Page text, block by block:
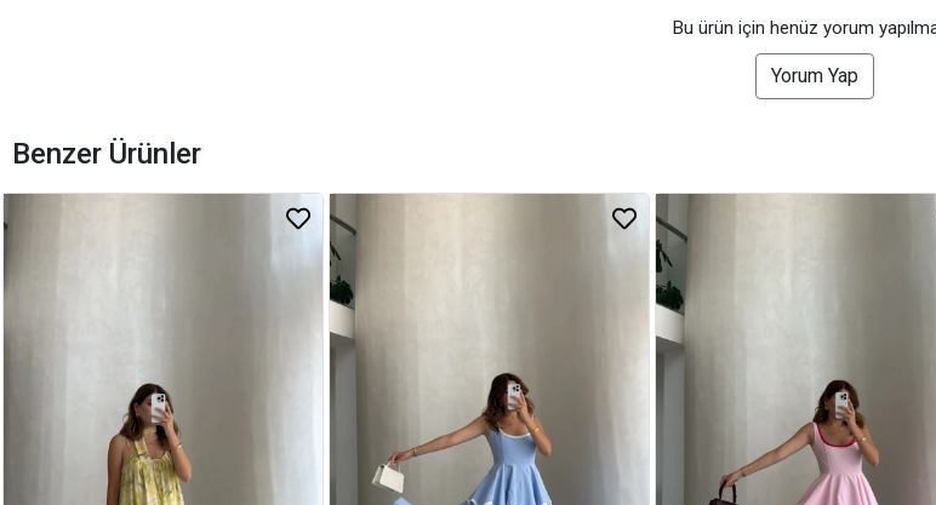
Bu ürün için henüz yorum
Yorum Yap
Benzer Ürünler